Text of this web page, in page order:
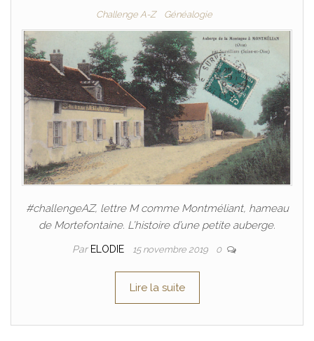
Challenge A-Z Généalogie
#challengeAZ, lettre M comme Montméliant, hameau
de Mortefontaine. L’histoire d’une petite auberge.
Par ELODIE 15 novembre 2019 0
Lire la suite